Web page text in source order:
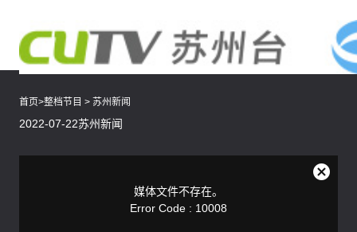
首页>整档节目 > 苏州新闻
2022-07-22苏州新闻
媒体文件不存在。
Error Code : 10008
关